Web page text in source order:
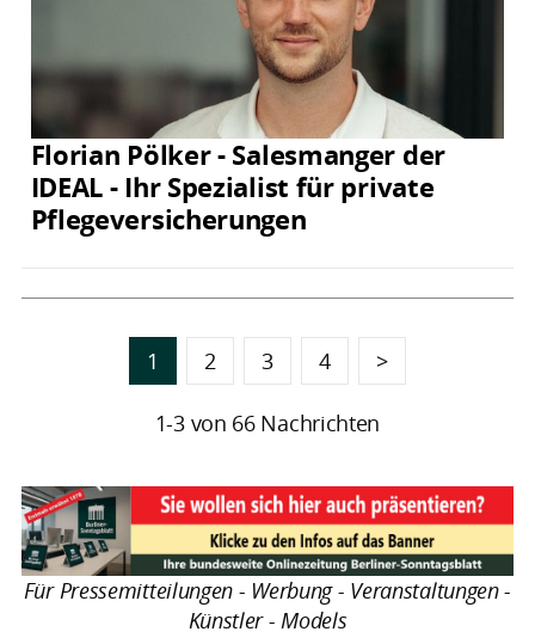
Florian Pölker - Salesmanger der
IDEAL - Ihr Spezialist für private
Pflegeversicherungen
1 2 3 4 >
1-3 von 66 Nachrichten
Für Pressemitteilungen - Werbung - Veranstaltungen -
Künstler - Models